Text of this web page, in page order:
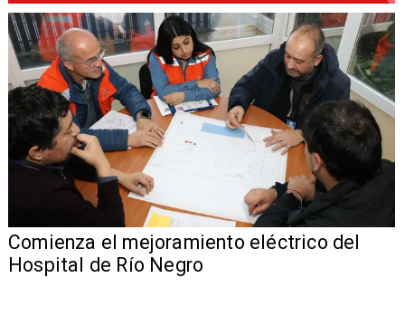
Comienza el mejoramiento eléctrico del
Hospital de Río Negro